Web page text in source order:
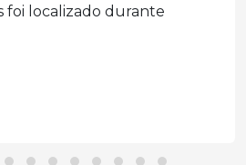
foi localizado durante